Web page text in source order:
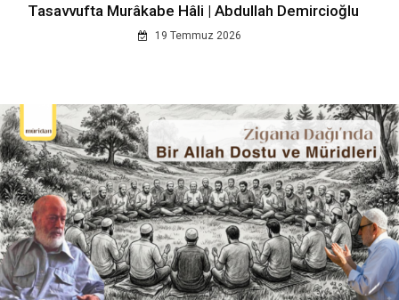
Tasavvufta Murâkabe Hâli | Abdullah Demircioğlu
19 Temmuz 2026